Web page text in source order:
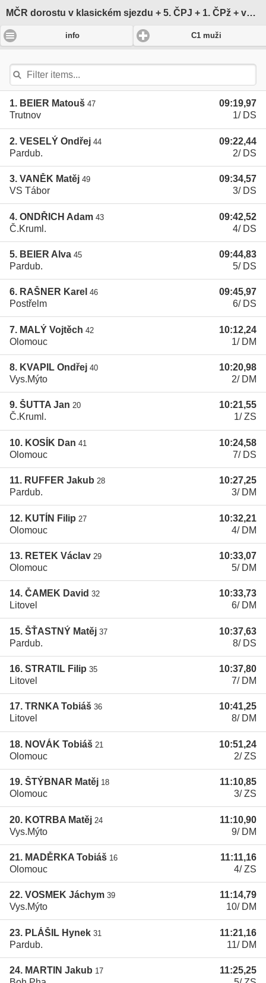
MČR dorostu v klasickém sjezdu + 5. ČPJ + 1. ČPž + veřejný závod na Moravě
info C1 muži
1. BEIER Matouš 47
09:19,97
Trutnov
1/ DS
2. VESELÝ Ondřej 44
09:22,44
Pardub.
2/ DS
3. VANĚK Matěj 49
09:34,57
VS Tábor
3/ DS
4. ONDŘICH Adam 43
09:42,52
Č.Kruml.
4/ DS
5. BEIER Alva 45
09:44,83
Pardub.
5/ DS
6. RAŠNER Karel 46
09:45,97
Postřelm
6/ DS
7. MALÝ Vojtěch 42
10:12,24
Olomouc
1/ DM
8. KVAPIL Ondřej 40
10:20,98
Vys.Mýto
2/ DM
9. ŠUTTA Jan 20
10:21,55
Č.Kruml.
1/ ZS
10. KOSÍK Dan 41
10:24,58
Olomouc
7/ DS
11. RUFFER Jakub 28
10:27,25
Pardub.
3/ DM
12. KUTÍN Filip 27
10:32,21
Olomouc
4/ DM
13. RETEK Václav 29
10:33,07
Olomouc
5/ DM
14. ČAMEK David 32
10:33,73
Litovel
6/ DM
15. ŠŤASTNÝ Matěj 37
10:37,63
Pardub.
8/ DS
16. STRATIL Filip 35
10:37,80
Litovel
7/ DM
17. TRNKA Tobiáš 36
10:41,25
Litovel
8/ DM
18. NOVÁK Tobiáš 21
10:51,24
Olomouc
2/ ZS
19. ŠTÝBNAR Matěj 18
11:10,85
Olomouc
3/ ZS
20. KOTRBA Matěj 24
11:10,90
Vys.Mýto
9/ DM
21. MADĚRKA Tobiáš 16
11:11,16
Olomouc
4/ ZS
22. VOSMEK Jáchym 39
11:14,79
Vys.Mýto
10/ DM
23. PLÁŠIL Hynek 31
11:21,16
Pardub.
11/ DM
24. MARTIN Jakub 17
11:25,25